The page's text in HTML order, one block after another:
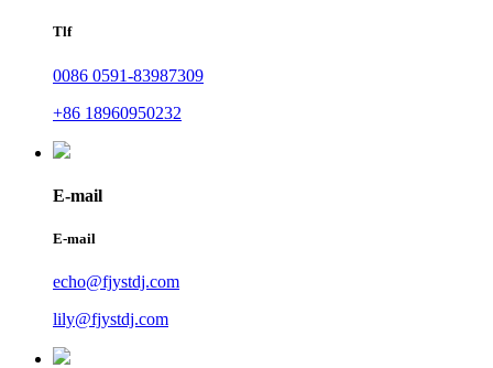
Tlf
0086 0591-83987309
+86 18960950232
E-mail
E-mail
echo@fjystdj.com
lily@fjystdj.com